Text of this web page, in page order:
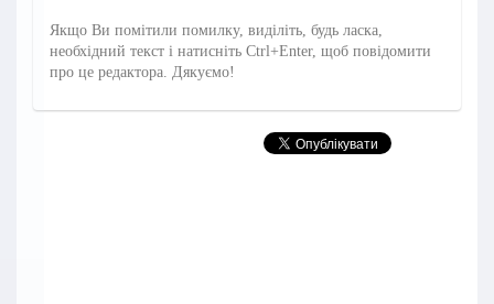
Якщо Ви помітили помилку, виділіть, будь ласка,
необхідний текст і натисніть Ctrl+Enter, щоб повідомити
про це редактора. Дякуємо!